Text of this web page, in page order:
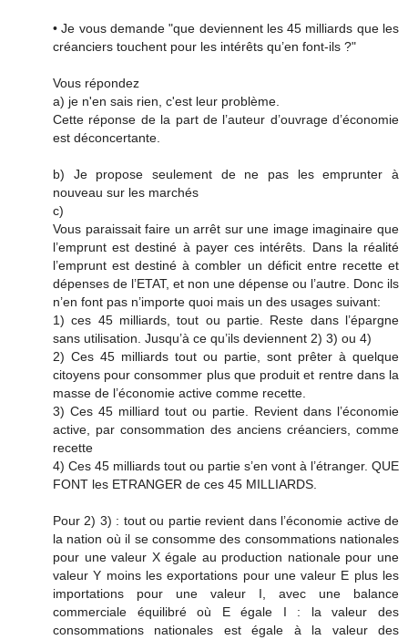
• Je vous demande "que deviennent les 45 milliards que les
créanciers touchent pour les intérêts qu’en font-ils ?"
Vous répondez
a) je n'en sais rien, c'est leur problème.
Cette réponse de la part de l’auteur d’ouvrage d’économie
est déconcertante.
b) Je propose seulement de ne pas les emprunter à
nouveau sur les marchés
c)
Vous paraissait faire un arrêt sur une image imaginaire que
l’emprunt est destiné à payer ces intérêts. Dans la réalité
l’emprunt est destiné à combler un déficit entre recette et
dépenses de l’ETAT, et non une dépense ou l’autre. Donc ils
n’en font pas n’importe quoi mais un des usages suivant:
1) ces 45 milliards, tout ou partie. Reste dans l’épargne
sans utilisation. Jusqu’à ce qu’ils deviennent 2) 3) ou 4)
2) Ces 45 milliards tout ou partie, sont prêter à quelque
citoyens pour consommer plus que produit et rentre dans la
masse de l’économie active comme recette.
3) Ces 45 milliard tout ou partie. Revient dans l’économie
active, par consommation des anciens créanciers, comme
recette
4) Ces 45 milliards tout ou partie s’en vont à l’étranger. QUE
FONT les ETRANGER de ces 45 MILLIARDS.
Pour 2) 3) : tout ou partie revient dans l’économie active de
la nation où il se consomme des consommations nationales
pour une valeur X égale au production nationale pour une
valeur Y moins les exportations pour une valeur E plus les
importations pour une valeur I, avec une balance
commerciale équilibré où E égale I : la valeur des
consommations nationales est égale à la valeur des